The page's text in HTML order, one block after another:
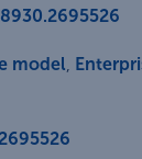
model,